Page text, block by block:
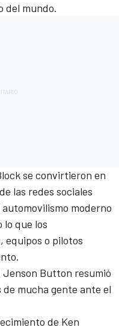
del mundo.
se convirtieron en
las redes sociales
moderno
lo que los
equipos o pilotos
Jenson Button resumió
mucha gente ante el
de Ken